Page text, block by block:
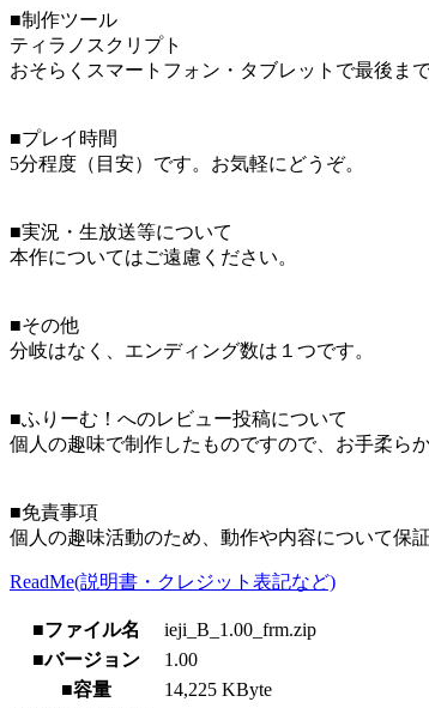
■制作ツール
ティラノスクリプト
おそらくスマートフォン・タブレットで最後ま
■プレイ時間
5分程度（目安）です。お気軽にどうぞ。
■実況・生放送等について
本作についてはご遠慮ください。
■その他
分岐はなく、エンディング数は１つです。
■ふりーむ！へのレビュー投稿について
個人の趣味で制作したものですので、お手柔ら
■免責事項
個人の趣味活動のため、動作や内容について保
ReadMe(説明書・クレジット表記など)
■ファイル名
ieji_B_1.00_frm.zip
■バージョン
1.00
■容量
14,225 KByte